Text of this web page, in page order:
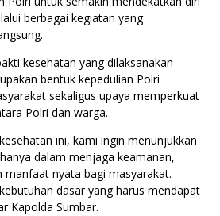
berbagai kegiatan yang
kesehatan yang dilaksanakan
bentuk kepedulian Polri
sekaligus upaya memperkuat
Polri dan warga.
ini, kami ingin menunjukkan
dalam menjaga keamanan,
nyata bagi masyarakat.
dasar yang harus mendapat
Kapolda Sumbar.